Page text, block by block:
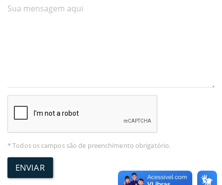
* Todos os campos são de preenchimento obrigatório.
ENVIAR